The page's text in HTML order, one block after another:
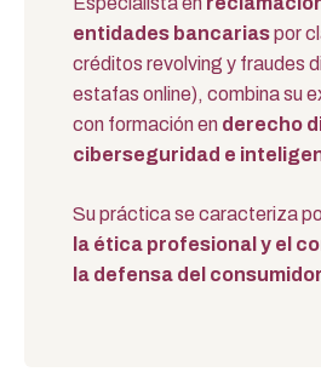
entidades bancariaspor
créditos revolving y fraudes
estafas online), combina su
con formación en derecho
ciberseguridad e
Su práctica se caracteriza
la ética profesional y el
la defensa del